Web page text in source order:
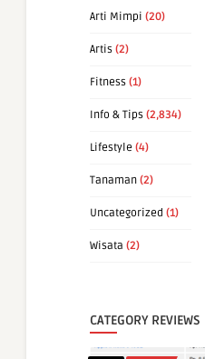
Arti Mimpi (20)
Artis (2)
Fitness (1)
Info & Tips (2,834)
Lifestyle (4)
Tanaman (2)
Uncategorized (1)
Wisata (2)
CATEGORY REVIEWS